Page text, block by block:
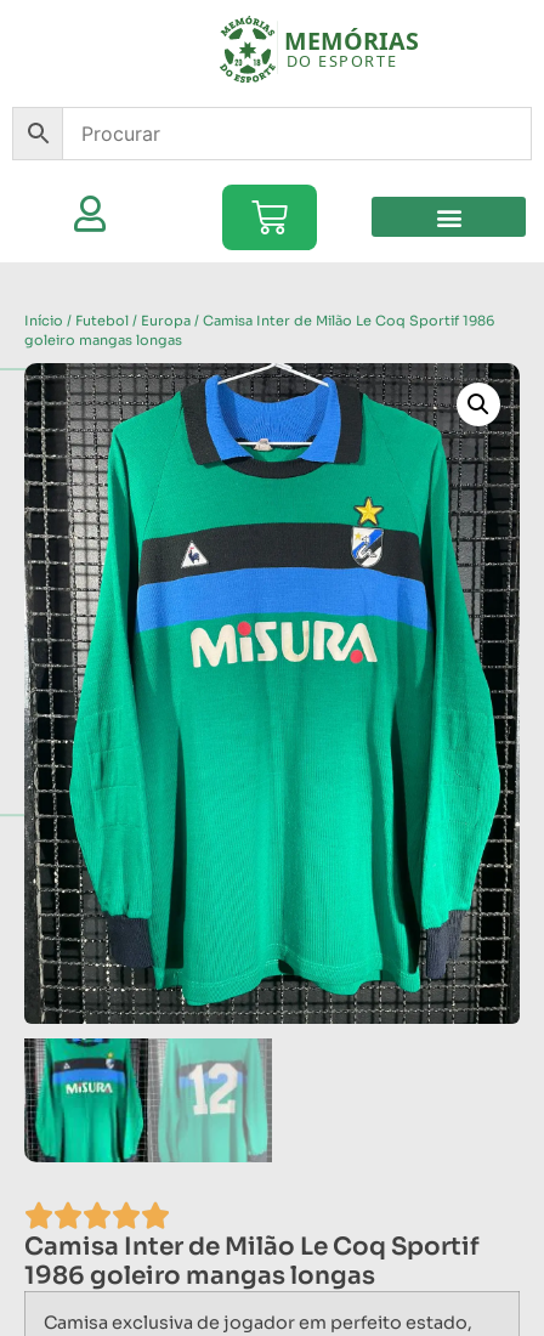
Início / Futebol / Europa / Camisa Inter de Milão Le Coq Sportif 1986
goleiro mangas longas
Camisa Inter de Milão Le Coq Sportif
1986 goleiro mangas longas
Camisa exclusiva de jogador em perfeito estado,